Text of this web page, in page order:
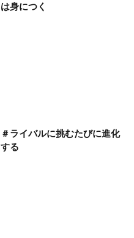
は身につく
＃ライバルに挑むたびに進化
する